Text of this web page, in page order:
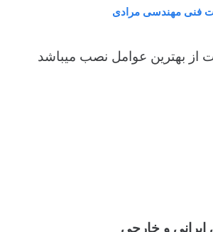
فنی مهندسی مرادی
از بهترین عوامل نصب میباشد
ایرانی و خارجی